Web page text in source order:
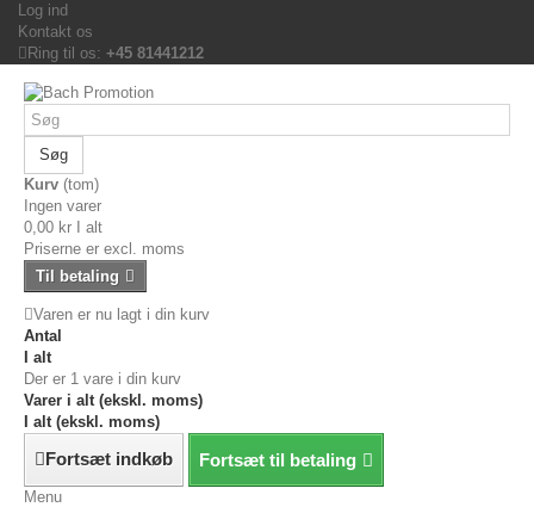
Log ind
Kontakt os
Ring til os: +45 81441212
Søg
Kurv (tom)
Ingen varer
0,00 kr
I alt
Priserne er excl. moms
Til betaling
Varen er nu lagt i din kurv
Antal
I alt
Der er 1 vare i din kurv
Varer i alt (ekskl. moms)
I alt (ekskl. moms)
Fortsæt indkøb Fortsæt til betaling
Menu